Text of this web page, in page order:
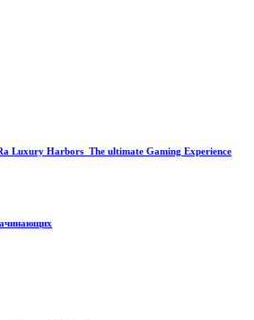
Luxury Harbors ️ The ultimate Gaming Experience